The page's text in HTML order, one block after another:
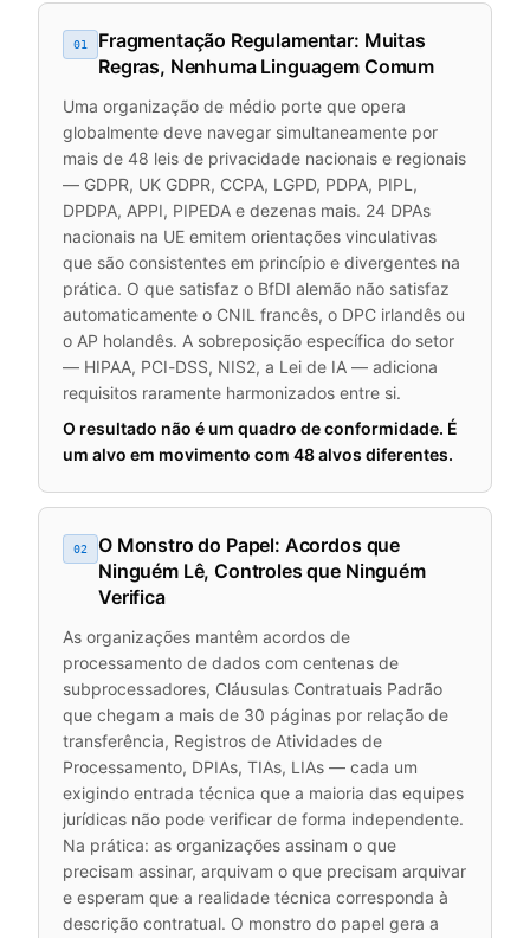
01
Fragmentação Regulamentar: Muitas
Regras, Nenhuma Linguagem Comum
Uma organização de médio porte que opera
globalmente deve navegar simultaneamente por
mais de 48 leis de privacidade nacionais e regionais
— GDPR, UK GDPR, CCPA, LGPD, PDPA, PIPL,
DPDPA, APPI, PIPEDA e dezenas mais. 24 DPAs
nacionais na UE emitem orientações vinculativas
que são consistentes em princípio e divergentes na
prática. O que satisfaz o BfDI alemão não satisfaz
automaticamente o CNIL francês, o DPC irlandês ou
o AP holandês. A sobreposição específica do setor
— HIPAA, PCI-DSS, NIS2, a Lei de IA — adiciona
requisitos raramente harmonizados entre si.
O resultado não é um quadro de conformidade. É
um alvo em movimento com 48 alvos diferentes.
02
O Monstro do Papel: Acordos que
Ninguém Lê, Controles que Ninguém
Verifica
As organizações mantêm acordos de
processamento de dados com centenas de
subprocessadores, Cláusulas Contratuais Padrão
que chegam a mais de 30 páginas por relação de
transferência, Registros de Atividades de
Processamento, DPIAs, TIAs, LIAs — cada um
exigindo entrada técnica que a maioria das equipes
jurídicas não pode verificar de forma independente.
Na prática: as organizações assinam o que
precisam assinar, arquivam o que precisam arquivar
e esperam que a realidade técnica corresponda à
descrição contratual. O monstro do papel gera a